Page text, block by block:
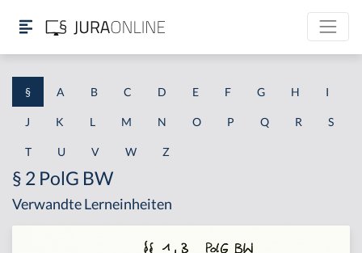
§ A B C D E F G H I
J K L M N O P Q R S
T U V W Z
§ 2 PolG BW
Verwandte Lerneinheiten